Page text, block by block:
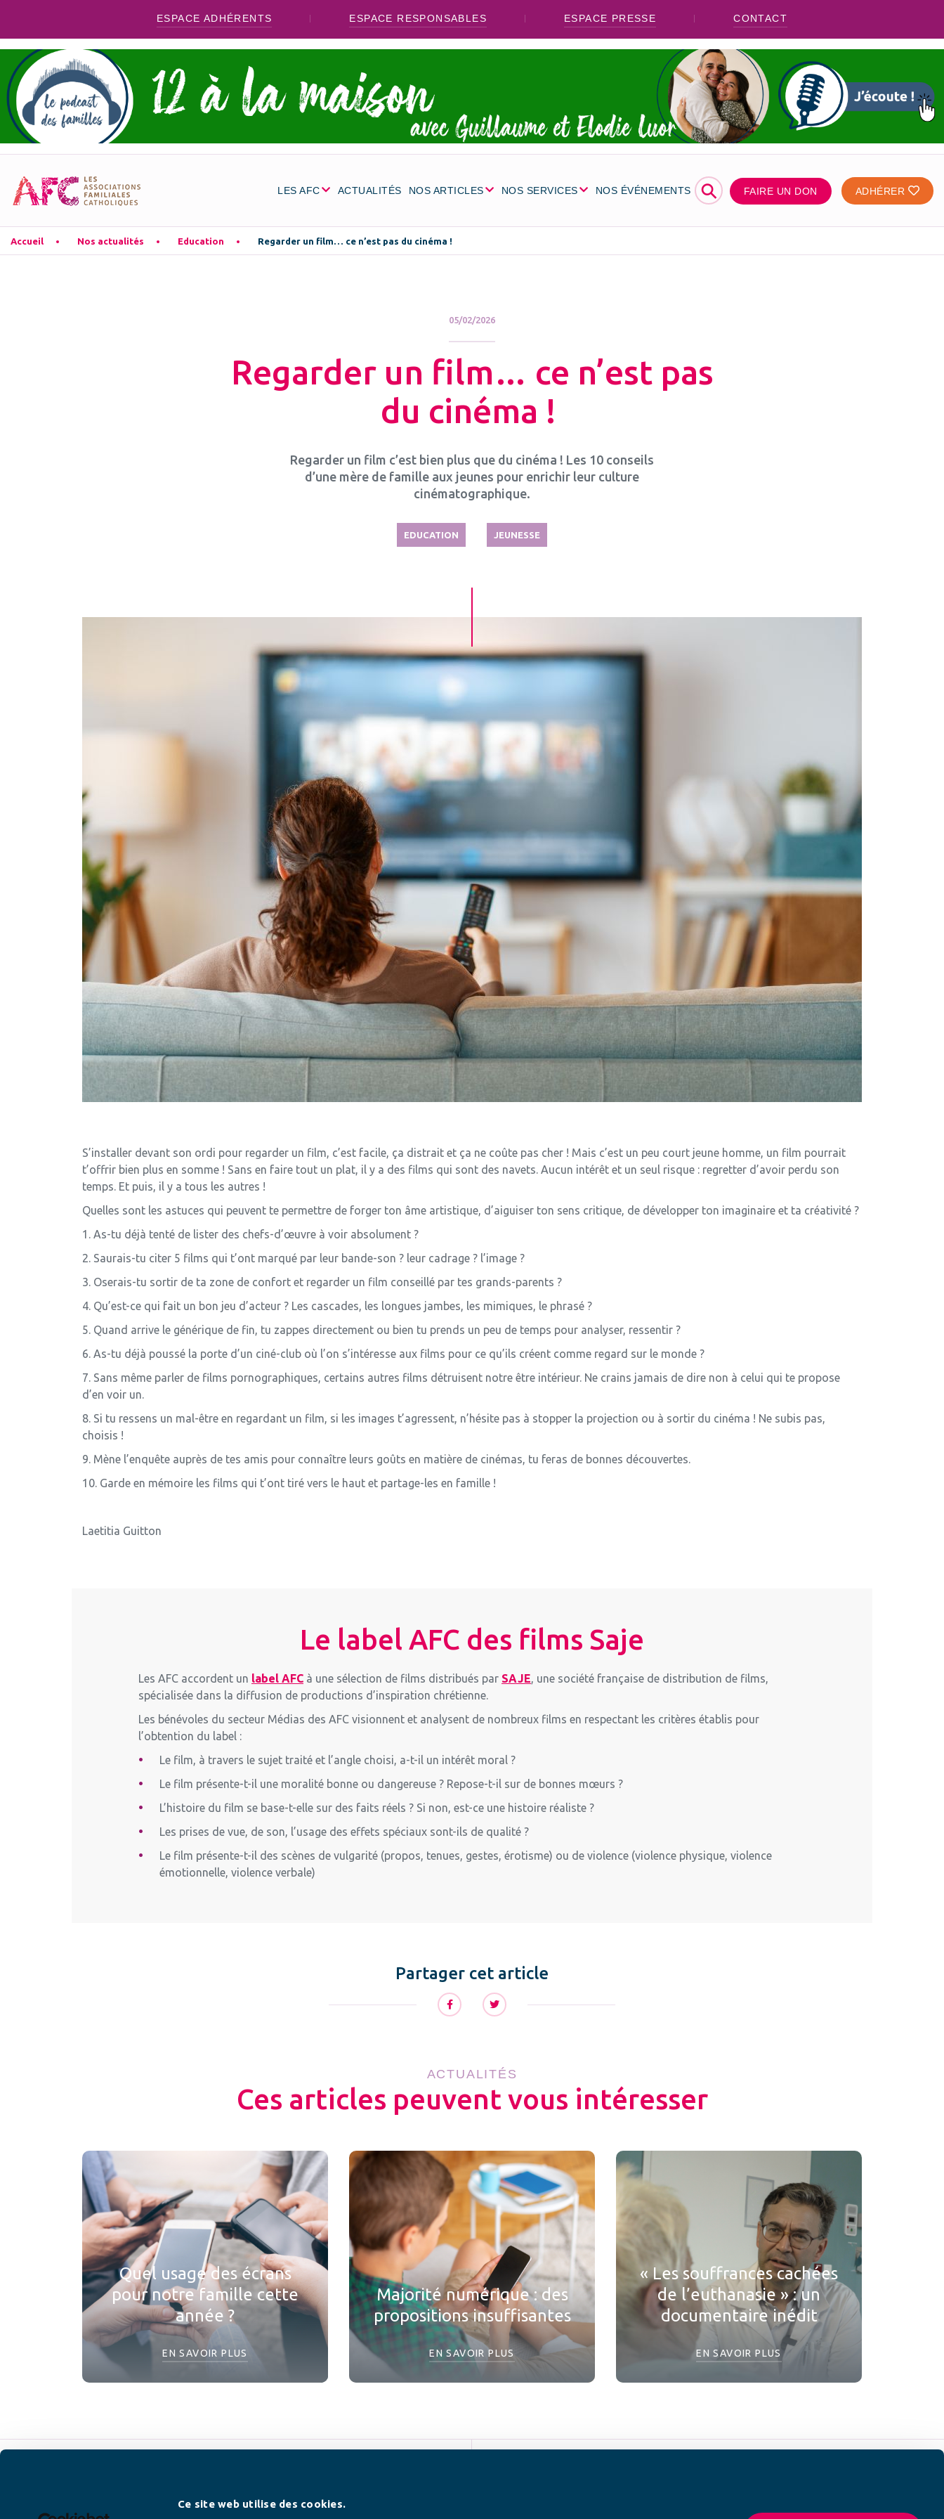
Ce site web utilise des cookies.
ESPACE ADHÉRENTS ESPACE RESPONSABLES ESPACE PRESSE CONTACT
LES AFC ACTUALITÉS NOS ARTICLES NOS SERVICES NOS ÉVÉNEMENTS ⚲ FAIRE UN DON ADHÉRER
Accueil Nos actualités Education Regarder un film… ce n’est pas du cinéma !
05/02/2026
Regarder un film… ce n’est pas
du cinéma !
Regarder un film c’est bien plus que du cinéma ! Les 10 conseils
d’une mère de famille aux jeunes pour enrichir leur culture
cinématographique.
EDUCATION JEUNESSE
S’installer devant son ordi pour regarder un film, c’est facile, ça distrait et ça ne coûte pas cher ! Mais c’est un peu court jeune homme, un film pourrait
t’offrir bien plus en somme ! Sans en faire tout un plat, il y a des films qui sont des navets. Aucun intérêt et un seul risque : regretter d’avoir perdu son
temps. Et puis, il y a tous les autres !
Quelles sont les astuces qui peuvent te permettre de forger ton âme artistique, d’aiguiser ton sens critique, de développer ton imaginaire et ta créativité ?
1. As-tu déjà tenté de lister des chefs-d’œuvre à voir absolument ?
2. Saurais-tu citer 5 films qui t’ont marqué par leur bande-son ? leur cadrage ? l’image ?
3. Oserais-tu sortir de ta zone de confort et regarder un film conseillé par tes grands-parents ?
4. Qu’est-ce qui fait un bon jeu d’acteur ? Les cascades, les longues jambes, les mimiques, le phrasé ?
5. Quand arrive le générique de fin, tu zappes directement ou bien tu prends un peu de temps pour analyser, ressentir ?
6. As-tu déjà poussé la porte d’un ciné-club où l’on s’intéresse aux films pour ce qu’ils créent comme regard sur le monde ?
7. Sans même parler de films pornographiques, certains autres films détruisent notre être intérieur. Ne crains jamais de dire non à celui qui te propose
d’en voir un.
8. Si tu ressens un mal-être en regardant un film, si les images t’agressent, n’hésite pas à stopper la projection ou à sortir du cinéma ! Ne subis pas,
choisis !
9. Mène l’enquête auprès de tes amis pour connaître leurs goûts en matière de cinémas, tu feras de bonnes découvertes.
10. Garde en mémoire les films qui t’ont tiré vers le haut et partage-les en famille !
Laetitia Guitton
Le label AFC des films Saje
Les AFC accordent un label AFC à une sélection de films distribués par SAJE, une société française de distribution de films,
spécialisée dans la diffusion de productions d’inspiration chrétienne.
Les bénévoles du secteur Médias des AFC visionnent et analysent de nombreux films en respectant les critères établis pour
l’obtention du label :
Le film, à travers le sujet traité et l’angle choisi, a-t-il un intérêt moral ?
Le film présente-t-il une moralité bonne ou dangereuse ? Repose-t-il sur de bonnes mœurs ?
L’histoire du film se base-t-elle sur des faits réels ? Si non, est-ce une histoire réaliste ?
Les prises de vue, de son, l’usage des effets spéciaux sont-ils de qualité ?
Le film présente-t-il des scènes de vulgarité (propos, tenues, gestes, érotisme) ou de violence (violence physique, violence
émotionnelle, violence verbale)
Partager cet article
ACTUALITÉS
Ces articles peuvent vous intéresser
Quel usage des écrans
pour notre famille cette
année ?
EN SAVOIR PLUS
Majorité numérique : des
propositions insuffisantes
EN SAVOIR PLUS
« Les souffrances cachées
de l’euthanasie » : un
documentaire inédit
EN SAVOIR PLUS
Newsletter